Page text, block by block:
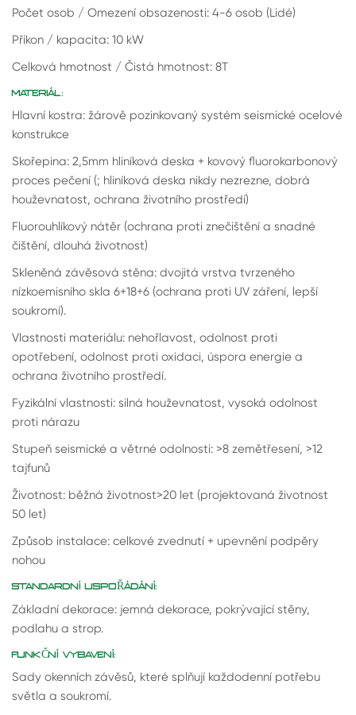
Počet osob / Omezení obsazenosti: 4-6 osob (Lidé)
Příkon / kapacita: 10 kW
Celková hmotnost / Čistá hmotnost: 8T
MATERIÁL:
Hlavní kostra: žárově pozinkovaný systém seismické ocelové
konstrukce
Skořepina: 2,5mm hliníková deska + kovový fluorokarbonový
proces pečení (; hliníková deska nikdy nezrezne, dobrá
houževnatost, ochrana životního prostředí)
Fluorouhlíkový nátěr (ochrana proti znečištění a snadné
čištění, dlouhá životnost)
Skleněná závěsová stěna: dvojitá vrstva tvrzeného
nízkoemisního skla 6+18+6 (ochrana proti UV záření, lepší
soukromí).
Vlastnosti materiálu: nehořlavost, odolnost proti
opotřebení, odolnost proti oxidaci, úspora energie a
ochrana životního prostředí.
Fyzikální vlastnosti: silná houževnatost, vysoká odolnost
proti nárazu
Stupeň seismické a větrné odolnosti: >8 zemětřesení, >12
tajfunů
Životnost: běžná životnost>20 let (projektovaná životnost
50 let)
Způsob instalace: celkové zvednutí + upevnění podpěry
nohou
STANDARDNÍ USPOŘÁDÁNÍ:
Základní dekorace: jemná dekorace, pokrývající stěny,
podlahu a strop.
FUNKČNÍ VYBAVENÍ:
Sady okenních závěsů, které splňují každodenní potřebu
světla a soukromí.